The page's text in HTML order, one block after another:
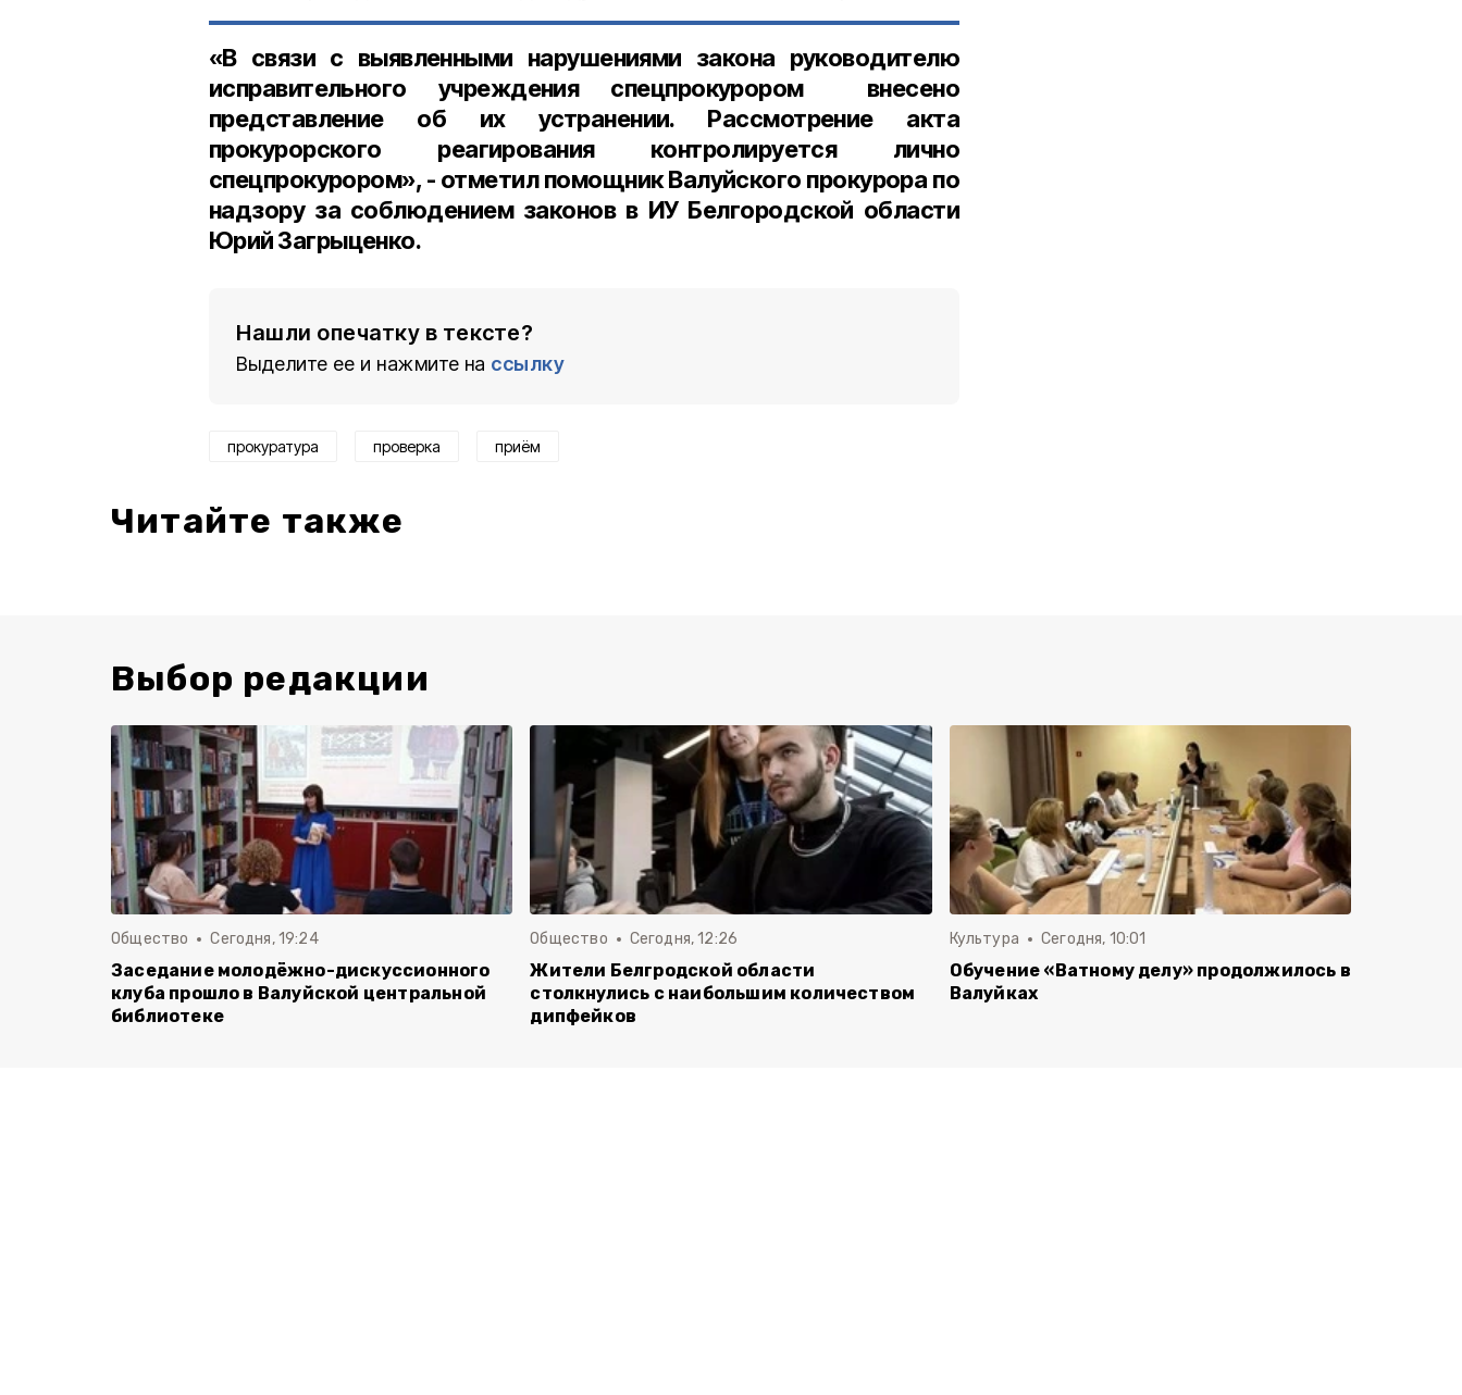
«В связи с выявленными нарушениями закона руководителю
исправительного учреждения спецпрокурором внесено
представление об их устранении. Рассмотрение акта
прокурорского реагирования контролируется лично
спецпрокурором», - отметил помощник Валуйского прокурора по
надзору за соблюдением законов в ИУ Белгородской области
Юрий Загрыценко.
Нашли опечатку в тексте?
Выделите ее и нажмите на ссылку
прокуратура проверка приём
Читайте также
Выбор редакции
Общество Сегодня, 19:24
Заседание молодёжно-дискуссионного
клуба прошло в Валуйской центральной
библиотеке
Общество Сегодня, 12:26
Жители Белгродской области
столкнулись с наибольшим количеством
дипфейков
Культура Сегодня, 10:01
Обучение «Ватному делу» продолжилось в
Валуйках